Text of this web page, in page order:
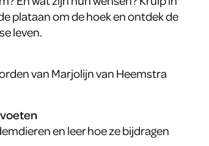
plataan om de hoek en ontdek de
leven.
van Marjolijn van Heemstra
en leer hoe ze bijdragen